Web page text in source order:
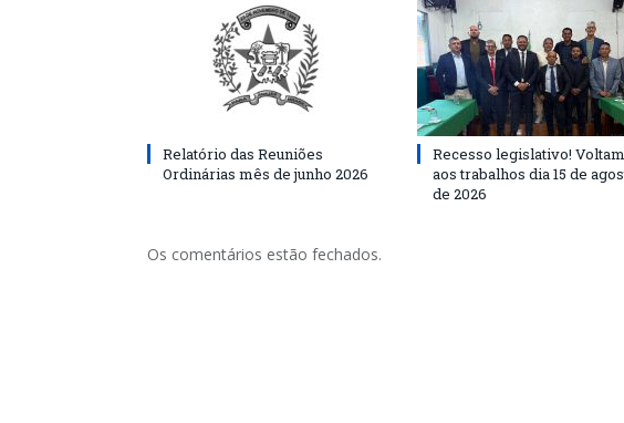
Relatório das Reuniões
Ordinárias mês de junho 2026
Recesso legislativo!
aos trabalhos dia 15 de
de 2026
Os comentários estão fechados.